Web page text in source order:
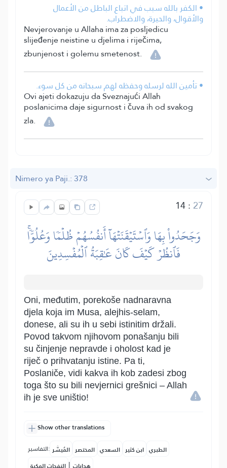
• الكفر بالله سبب في اتباع الباطل من الأعمال
والأقوال، والحيرة، والاضطراب.
Nevjerovanje u Allaha ima za posljedicu
slijeđenje neistine u djelima i riječima,
zbunjenost i golemu smetenost.
• تأمين الله لرسله وحفظه لهم سبحانه من كل سوء.
Ovi ajeti dokazuju da Sveznajući Allah
poslanicima daje sigurnost i čuva ih od svakog
zla.
Nimero ya Paji.: 378
14: 27
وَجَحَدُواْ بِهَا وَٱسۡتَيۡقَنَتۡهَآ أَنفُسُهُمۡ ظُلۡمٗا وَعُلُوّٗاۚ
فَٱنظُرۡ كَيۡفَ كَانَ عَٰقِبَةُ ٱلۡمُفۡسِدِينَ
Oni, međutim, porekoše nadnaravna
djela koja im Musa, alejhis-selam,
donese, ali su ih u sebi istinitim držali.
Povod takvom njihovom ponašanju bili
su činjenje nepravde i oholost kad je
riječ o prihvatanju istine. Pa ti,
Poslaniče, vidi kakva ih kob zadesi zbog
toga što su bili nevjernici grešnici – Allah
ih je sve uništio!
Show other translations
التفاسير: المُيسَّر المختصر السعدي ابن كثير الطبري
|